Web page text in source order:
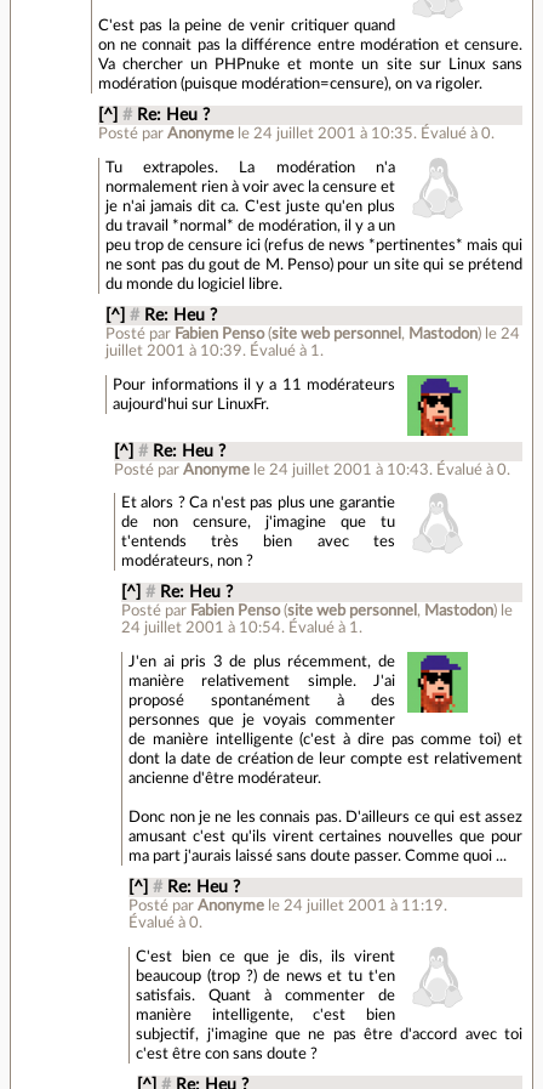
C'est pas la peine de venir critiquer quand
on ne connait pas la différence entre modération et censure.
Va chercher un PHPnuke et monte un site sur Linux sans
modération (puisque modération=censure), on va rigoler.
[^] # Re: Heu ?
Posté par Anonyme le 24 juillet 2001 à 10:35. Évalué à 0.
Tu extrapoles. La modération n'a
normalement rien à voir avec la censure et
je n'ai jamais dit ca. C'est juste qu'en plus
du travail *normal* de modération, il y a un
peu trop de censure ici (refus de news *pertinentes* mais qui
ne sont pas du gout de M. Penso) pour un site qui se prétend
du monde du logiciel libre.
[^] # Re: Heu ?
Posté par Fabien Penso(site web personnel , Mastodon) le 24
juillet 2001 à 10:39. Évalué à 1 .
Pour informations il y a 11 modérateurs
aujourd'hui sur LinuxFr.
[^] # Re: Heu ?
Posté par Anonyme le 24 juillet 2001 à 10:43. Évalué à 0.
Et alors ? Ca n'est pas plus une garantie
de non censure, j'imagine que tu
t'entends très bien avec tes
modérateurs, non ?
[^] # Re: Heu ?
Posté par Fabien Penso(site web personnel , Mastodon) le
24 juillet 2001 à 10:54. Évalué à 1 .
J'en ai pris 3 de plus récemment, de
manière relativement simple. J'ai
proposé spontanément à des
personnes que je voyais commenter
de manière intelligente (c'est à dire pas comme toi) et
dont la date de création de leur compte est relativement
ancienne d'être modérateur.
Donc non je ne les connais pas. D'ailleurs ce qui est assez
amusant c'est qu'ils virent certaines nouvelles que pour
ma part j'aurais laissé sans doute passer. Comme quoi ...
[^] # Re: Heu ?
Posté parAnonyme le 24 juillet 2001 à 11:19.
Évalué à0.
C'est bien ce que je dis, ils virent
beaucoup (trop ?) de news et tu t'en
satisfais. Quant à commenter de
manière intelligente, c'est bien
subjectif, j'imagine que ne pas être d'accord avec toi
c'est être con sans doute ?
[^] # Re: Heu ?